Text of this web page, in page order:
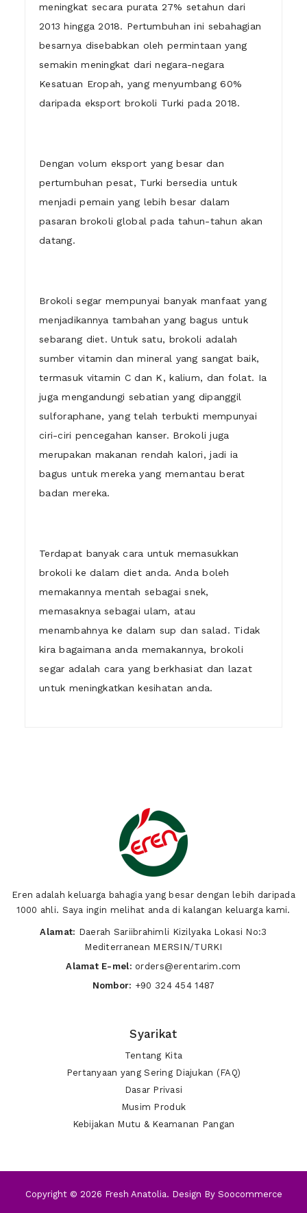
meningkat secara purata 27% setahun dari
2013 hingga 2018. Pertumbuhan ini sebahagian
besarnya disebabkan oleh permintaan yang
semakin meningkat dari negara-negara
Kesatuan Eropah, yang menyumbang 60%
daripada eksport brokoli Turki pada 2018.
Dengan volum eksport yang besar dan
pertumbuhan pesat, Turki bersedia untuk
menjadi pemain yang lebih besar dalam
pasaran brokoli global pada tahun-tahun akan
datang.
Brokoli segar mempunyai banyak manfaat yang
menjadikannya tambahan yang bagus untuk
sebarang diet. Untuk satu, brokoli adalah
sumber vitamin dan mineral yang sangat baik,
termasuk vitamin C dan K, kalium, dan folat. Ia
juga mengandungi sebatian yang dipanggil
sulforaphane, yang telah terbukti mempunyai
ciri-ciri pencegahan kanser. Brokoli juga
merupakan makanan rendah kalori, jadi ia
bagus untuk mereka yang memantau berat
badan mereka.
Terdapat banyak cara untuk memasukkan
brokoli ke dalam diet anda. Anda boleh
memakannya mentah sebagai snek,
memasaknya sebagai ulam, atau
menambahnya ke dalam sup dan salad. Tidak
kira bagaimana anda memakannya, brokoli
segar adalah cara yang berkhasiat dan lazat
untuk meningkatkan kesihatan anda.
Eren adalah keluarga bahagia yang besar dengan lebih daripada
1000 ahli. Saya ingin melihat anda di kalangan keluarga kami.
Alamat: Daerah Sariibrahimli Kizilyaka Lokasi No:3
Mediterranean MERSIN/TURKI
Alamat E-mel: orders@erentarim.com
Nombor: +90 324 454 1487
Syarikat
Tentang Kita
Pertanyaan yang Sering Diajukan (FAQ)
Dasar Privasi
Musim Produk
Kebijakan Mutu & Keamanan Pangan
Copyright © 2026 Fresh Anatolia. Design By Soocommerce